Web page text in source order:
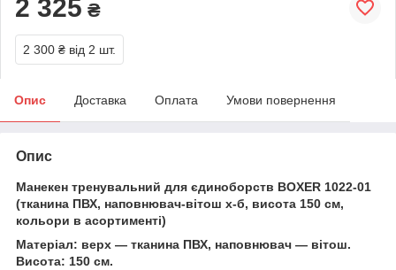
2 325 ₴
2 300 ₴ від 2 шт.
Опис Доставка Оплата Умови повернення
Опис
Манекен тренувальний для єдиноборств BOXER 1022-01
(тканина ПВХ, наповнювач-вітош х-б, висота 150 см,
кольори в асортименті)
Матеріал: верх — тканина ПВХ, наповнювач — вітош.
Висота: 150 см.